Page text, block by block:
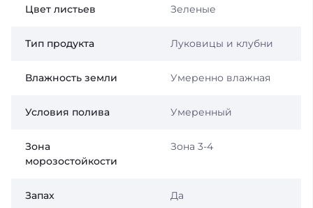
Цвет листьев Зеленые
Тип продукта Луковицы и клубни
Влажность земли Умеренно влажная
Условия полива Умеренный
Зона
морозостойкости
Зона 3-4
Запах Да